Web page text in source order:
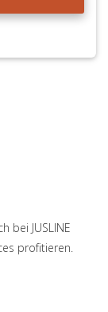
bei JUSLINE
profitieren.